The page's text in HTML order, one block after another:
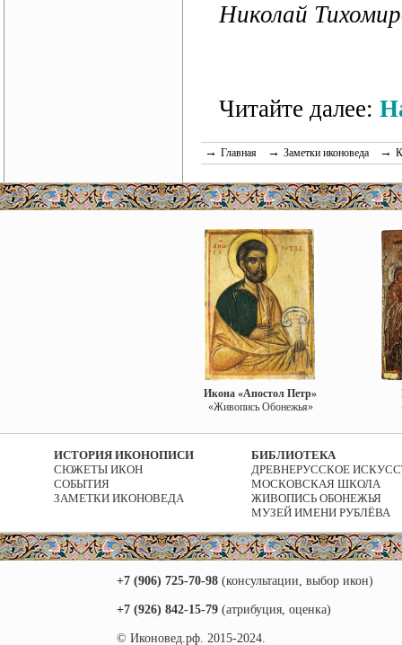
Николай
Читайте далее:
→ Главная → Заметки иконоведа →
Икона «Апостол Петр»
«Живопись Обонежья»
ИСТОРИЯ ИКОНОПИСИ
СЮЖЕТЫ ИКОН
СОБЫТИЯ
ЗАМЕТКИ ИКОНОВЕДА
БИБЛИОТЕКА
ДРЕВНЕРУССКОЕ
МОСКОВСКАЯ ШКОЛА
ЖИВОПИСЬ ОБОНЕЖЬЯ
МУЗЕЙ ИМЕНИ РУБЛЁВА
+7 (906) 725-70-98 (консультации, выбор икон)
+7 (926) 842-15-79 (атрибуция, оценка)
© Иконовед.рф. 2015-2024.